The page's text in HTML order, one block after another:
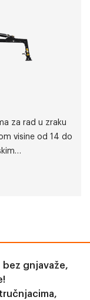
za rad u zraku
visine od 14 do
okruženjima.
gnjavaže,